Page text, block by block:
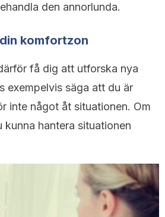
den annorlunda.
komfortzon
få dig att utforska nya
exempelvis säga att du är
inte något åt situationen. Om
hantera situationen